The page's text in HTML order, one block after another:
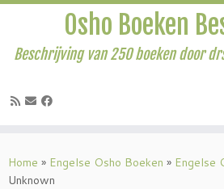
naar
inhoud
Osho Boeken
Beschrijving van 250 boeken door
Home » Engelse Osho Boeken » Engelse
Unknown